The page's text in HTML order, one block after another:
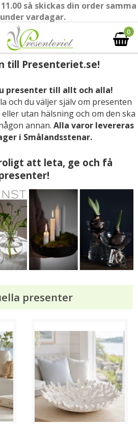
så skickas din order samma
vardagar.
0
till Presenteriet.se!
presenter till allt och alla!
och du väljer själv om presenten
utan hälsning och om den ska
annan. Alla varor levereras
i Smålandsstenar.
att leta, ge och få
presenter